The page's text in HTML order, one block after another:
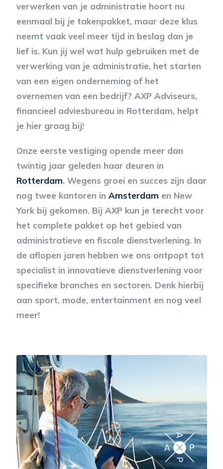
verwerken van je administratie hoort nu
eenmaal bij je takenpakket, maar deze klus
neemt vaak veel meer tijd in beslag dan je
lief is. Kun jij wel wat hulp gebruiken met de
verwerking van je administratie, het starten
van een eigen onderneming of het
overnemen van een bedrijf? AXP Adviseurs,
financieel adviesbureau in Rotterdam, helpt
je hier graag bij!
Onze eerste vestiging opende meer dan
twintig jaar geleden haar deuren in
Rotterdam. Wegens groei en succes zijn daar
nog twee kantoren in Amsterdam en New
York bij gekomen. Bij AXP kun je terecht voor
het complete pakket op het gebied van
administratieve en fiscale dienstverlening. In
de aflopen jaren hebben we ons ontpopt tot
specialist in innovatieve dienstverlening voor
specifieke branches en sectoren. Denk hierbij
aan sport, mode, entertainment en nog veel
meer!